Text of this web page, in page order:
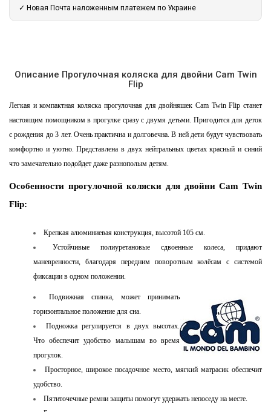
✓ Новая Почта наложенным платежем по Украине
Описание Прогулочная коляска для двойни Cam Twin
Flip
Легкая и компактная коляска прогулочная для двойняшек Cam Twin Flip станет
настоящим помощником в прогулке сразу с двумя детьми. Пригодится для деток
с рождения до 3 лет. Очень практична и долговечна. В ней дети будут чувствовать
комфортно и уютно. Представлена в двух нейтральных цветах красный и синий
что замечательно подойдет даже разнополым детям.
Особенности прогулочной коляски для двойни Cam Twin
Flip:
Крепкая алюминиевая конструкция, высотой 105 см.
Устойчивые полиуретановые сдвоенные колеса, придают
маневренности, благодаря передним поворотным колёсам с системой
фиксации в одном положении.
Подвижная спинка, может принимать
горизонтальное положение для сна.
Подножка регулируется в двух высотах.
Что обеспечит удобство малышам во время
прогулок.
Просторное, широкое посадочное место, мягкий матрасик обеспечит
удобство.
Пятиточечные ремни защиты помогут удержать непоседу на месте.